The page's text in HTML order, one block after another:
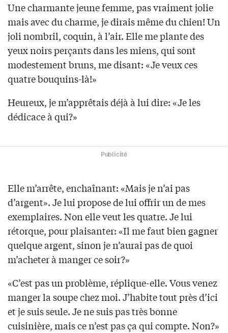
Une charmante jeune femme, pas vraiment jolie
mais avec du charme, je dirais même du chien! Un
joli nombril, coquin, à l’air. Elle me plante des
yeux noirs perçants dans les miens, qui sont
modestement bruns, me disant: «Je veux ces
quatre bouquins-là!»
Heureux, je m’apprêtais déjà à lui dire: «Je les
dédicace à qui?»
Publicité
Elle m’arrête, enchaînant: «Mais je n’ai pas
d’argent». Je lui propose de lui offrir un de mes
exemplaires. Non elle veut les quatre. Je lui
rétorque, pour plaisanter: «Il me faut bien gagner
quelque argent, sinon je n’aurai pas de quoi
m’acheter à manger ce soir?»
«C’est pas un problème, réplique-elle. Vous venez
manger la soupe chez moi. J’habite tout près d’ici
et je suis seule. Je ne suis pas très bonne
cuisinière, mais ce n’est pas ça qui compte. Non?»